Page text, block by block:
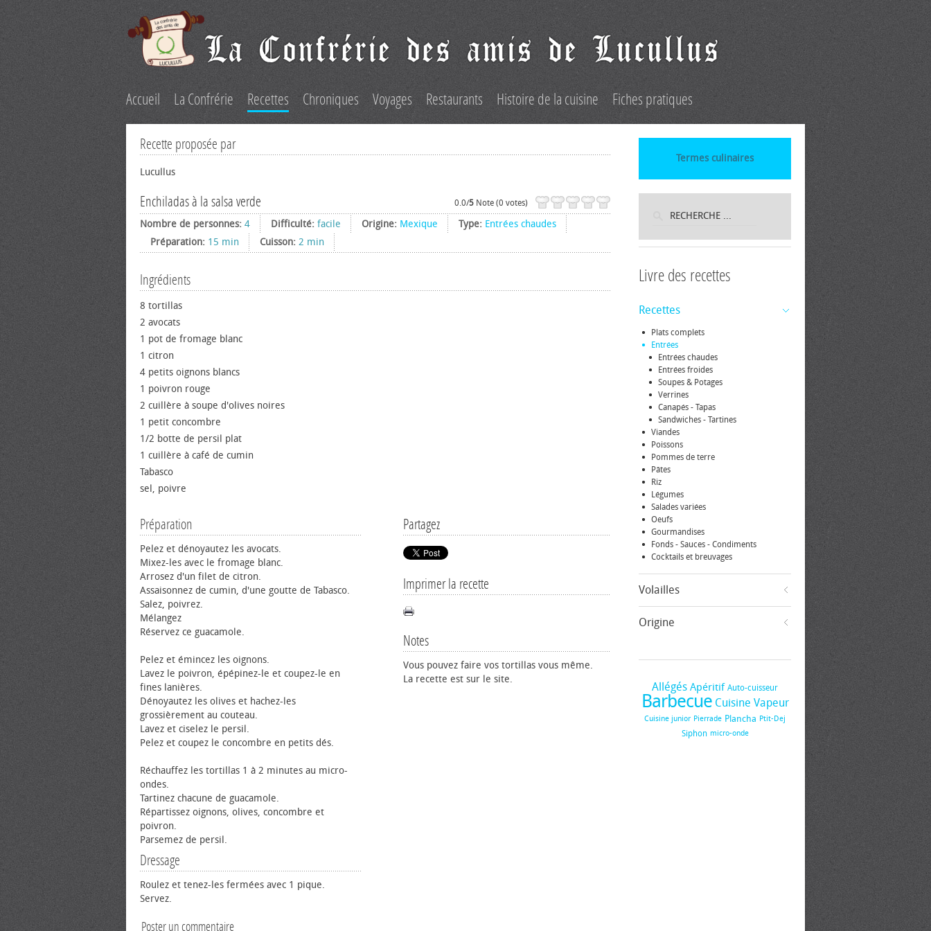
Accueil La Confrérie Recettes Chroniques Voyages Restaurants Histoire de la cuisine Fiches pratiques
Recette proposée par
Lucullus
Enchiladas à la salsa verde 0.0/5 Note (0 votes)
Nombre de personnes: 4 Difficulté: facile Origine: Mexique Type: Entrées chaudes
Préparation: 15 min Cuisson: 2 min
Ingrédients
8 tortillas
2 avocats
1 pot de fromage blanc
1 citron
4 petits oignons blancs
1 poivron rouge
2 cuillère à soupe d'olives noires
1 petit concombre
1/2 botte de persil plat
1 cuillère à café de cumin
Tabasco
sel, poivre
Partagez
Imprimer la recette
Notes
Vous pouvez faire vos tortillas vous même.
La recette est sur le site.
Préparation
Pelez et dénoyautez les avocats.
Mixez-les avec le fromage blanc.
Arrosez d'un filet de citron.
Assaisonnez de cumin, d'une goutte de Tabasco.
Salez, poivrez.
Mélangez
Réservez ce guacamole.
Pelez et émincez les oignons.
Lavez le poivron, épépinez-le et coupez-le en
fines lanières.
Dénoyautez les olives et hachez-les
grossièrement au couteau.
Lavez et ciselez le persil.
Pelez et coupez le concombre en petits dés.
Réchauffez les tortillas 1 à 2 minutes au micro-
ondes.
Tartinez chacune de guacamole.
Répartissez oignons, olives, concombre et
poivron.
Parsemez de persil.
Dressage
Roulez et tenez-les fermées avec 1 pique.
Servez.
Poster un commentaire
Termes culinaires
Livre des recettes
Recettes
Plats complets
Entrées
Entrées chaudes
Entrées froides
Soupes & Potages
Verrines
Canapés - Tapas
Sandwiches - Tartines
Viandes
Poissons
Pommes de terre
Pâtes
Riz
Légumes
Salades variées
Oeufs
Gourmandises
Fonds - Sauces - Condiments
Cocktails et breuvages
Volailles
Origine
Allégés Apéritif Auto-cuisseur
Barbecue Cuisine Vapeur
Cuisine junior Pierrade Plancha Ptit-Dej
Siphon micro-onde